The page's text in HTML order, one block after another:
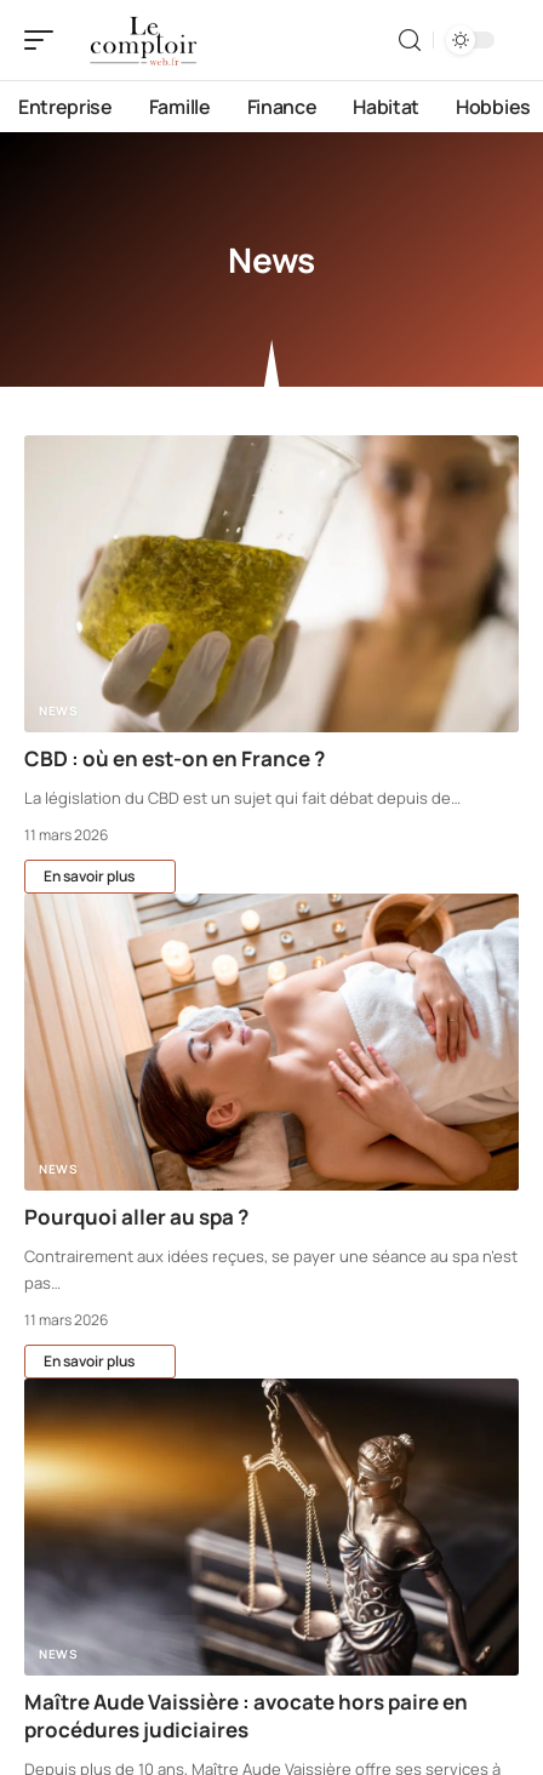
Entreprise Famille Finance Habitat Hobbies
News
NEWS
CBD : où en est-on en France ?
La législation du CBD est un sujet qui fait débat depuis de…
11 mars 2026
En savoir plus
NEWS
Pourquoi aller au spa ?
Contrairement aux idées reçues, se payer une séance au spa n’est
pas…
11 mars 2026
En savoir plus
NEWS
Maître Aude Vaissière : avocate hors paire en
procédures judiciaires
Depuis plus de 10 ans, Maître Aude Vaissière offre ses services à